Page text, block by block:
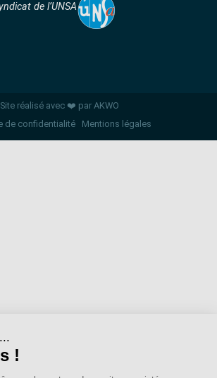
de l’UNSA
Site réalisé avec ❤️ par AKWO
de confidentialité
Mentions légales